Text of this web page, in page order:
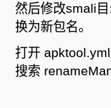
然后修改smali
换为新包名。
打开 apktool.yml
搜索